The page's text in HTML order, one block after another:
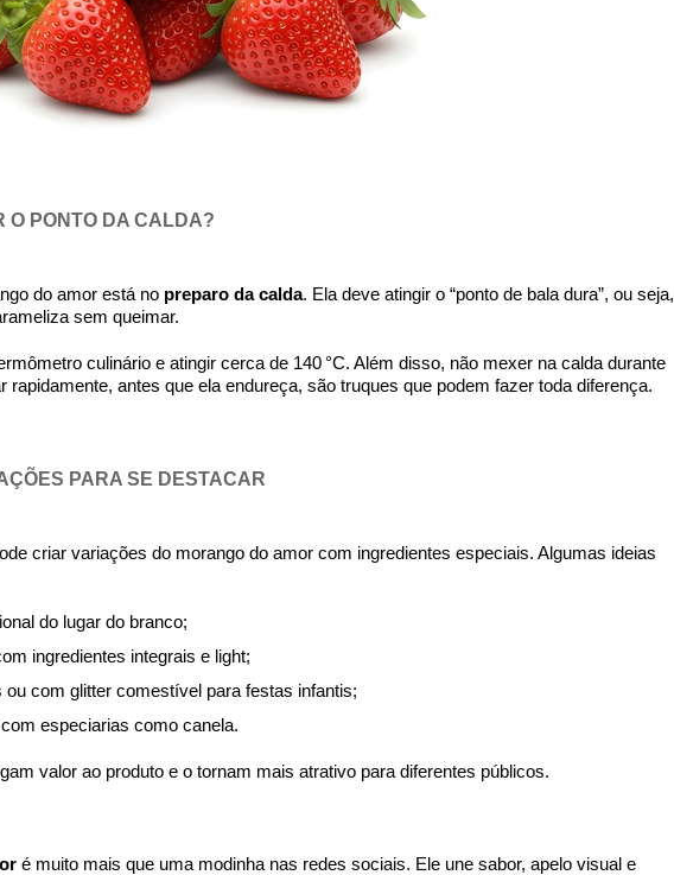
O PONTO DA CALDA?
do amor está no preparo da calda. Ela deve atingir o “ponto de bala dura”, ou seja,
sem queimar.
culinário e atingir cerca de 140 °C. Além disso, não mexer na calda durante
rapidamente, antes que ela endureça, são truques que podem fazer toda diferença.
PARA SE DESTACAR
criar variações do morango do amor com ingredientes especiais. Algumas ideias
do lugar do branco;
ingredientes integrais e light;
ou com glitter comestível para festas infantis;
especiarias como canela.
valor ao produto e o tornam mais atrativo para diferentes públicos.
é muito mais que uma modinha nas redes sociais. Ele une sabor, apelo visual e